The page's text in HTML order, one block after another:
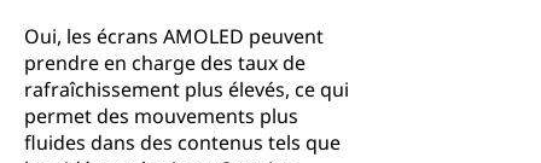
Oui, les écrans AMOLED peuvent
prendre en charge des taux de
rafraîchissement plus élevés, ce qui
permet des mouvements plus
fluides dans des contenus tels que